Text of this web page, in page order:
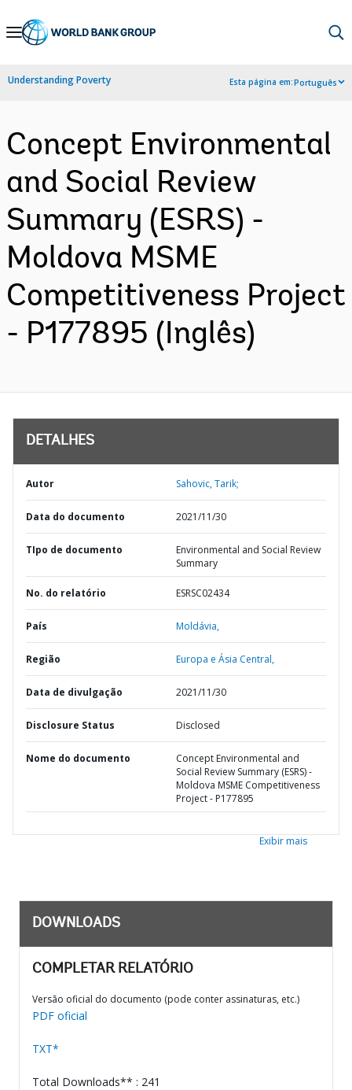
Skip
Navigation
Understanding Poverty Esta página em:Português
Concept Environmental
and Social Review
Summary (ESRS) -
Moldova MSME
Competitiveness Project
- P177895 (Inglês)
DETALHES
Autor Sahovic, Tarik;
Data do documento 2021/11/30
TIpo de documento
Environmental and Social Review
Summary
No. do relatório ESRSC02434
País Moldávia,
Região Europa e Ásia Central,
Data de divulgação 2021/11/30
Disclosure Status Disclosed
Nome do documento
Concept Environmental and
Social Review Summary (ESRS) -
Moldova MSME Competitiveness
Project - P177895
Exibir mais
DOWNLOADS
COMPLETAR RELATÓRIO
Versão oficial do documento (pode conter assinaturas, etc.)
PDF oficial
TXT*
Total Downloads** : 241